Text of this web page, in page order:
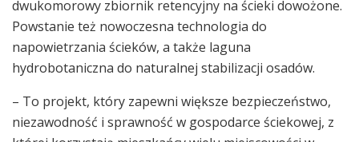
dwukomorowy zbiornik retencyjny na ścieki dowożone.
Powstanie też nowoczesna technologia do
napowietrzania ścieków, a także laguna
hydrobotaniczna do naturalnej stabilizacji osadów.
– To projekt, który zapewni większe bezpieczeństwo,
niezawodność i sprawność w gospodarce ściekowej, z